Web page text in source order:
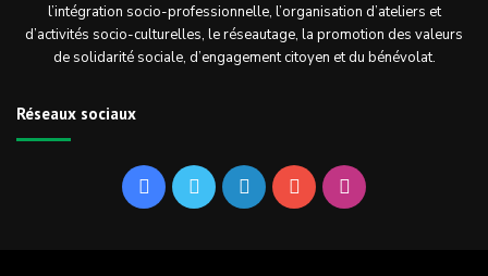
l’intégration socio-professionnelle, l’organisation d’ateliers et
d’activités socio-culturelles, le réseautage, la promotion des valeurs
de solidarité sociale, d’engagement citoyen et du bénévolat.
Réseaux sociaux
FacebookTwitterLinkedinYouTubeInstagram